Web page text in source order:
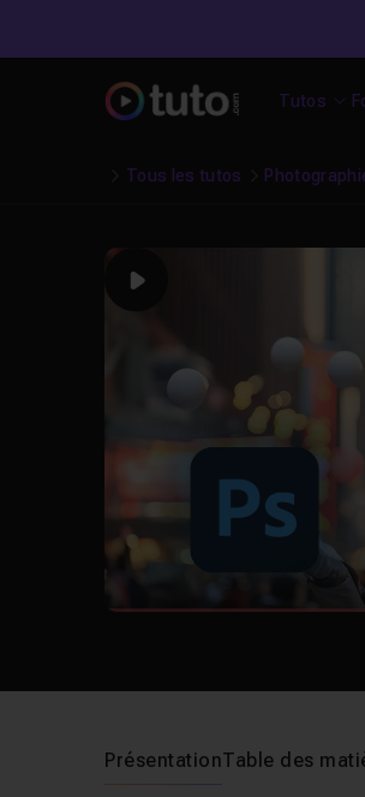
Tutos
Tous les tutos
Play
PrésentationTable des